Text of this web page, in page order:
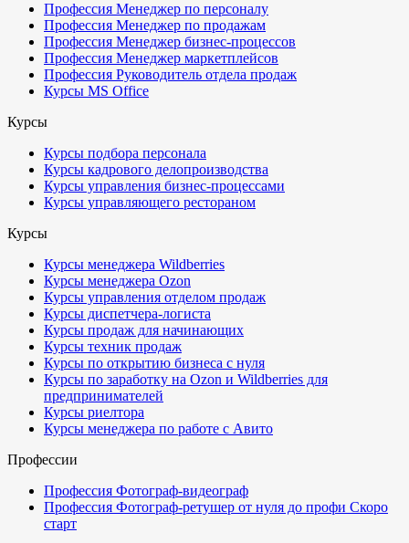
Профессия Менеджер по персоналу
Профессия Менеджер по продажам
Профессия Менеджер бизнес-процессов
Профессия Менеджер маркетплейсов
Профессия Руководитель отдела продаж
Курсы MS Office
Курсы
Курсы подбора персонала
Курсы кадрового делопроизводства
Курсы управления бизнес-процессами
Курсы управляющего рестораном
Курсы
Курсы менеджера Wildberries
Курсы менеджера Ozon
Курсы управления отделом продаж
Курсы диспетчера-логиста
Курсы продаж для начинающих
Курсы техник продаж
Курсы по открытию бизнеса с нуля
Курсы по заработку на Ozon и Wildberries для
предпринимателей
Курсы риелтора
Курсы менеджера по работе с Авито
Профессии
Профессия Фотограф-видеограф
Профессия Фотограф-ретушер от нуля до профи Скоро
старт